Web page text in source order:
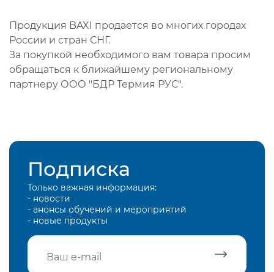
Продукция BAXI продается во многих городах
России и стран СНГ.
За покупкой необходимого вам товара просим
обращаться к ближайшему региональному
партнеру ООО "БДР Термия РУС".
Подписка
Только важная информация:
- новости
- анонсы обучений и мероприятий
- новые продукты